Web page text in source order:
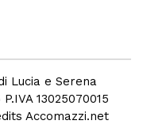
Lucia e Serena
13025070015
Accomazzi.net